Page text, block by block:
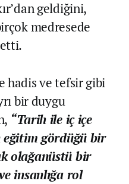
geldiğini,
medresede
hadis ve tefsir gibi
bir duygu
“Tarih ile iç içe
eğitim gördüğü bir
olağanüstü bir
insanlığa rol